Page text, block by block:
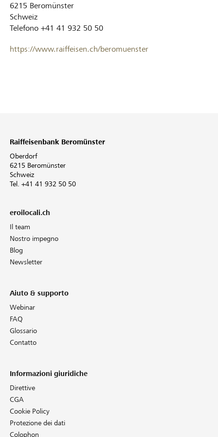
6215 Beromünster
Schweiz
Telefono +41 41 932 50 50
https://www.raiffeisen.ch/beromuenster
Raiffeisenbank Beromünster
Oberdorf
6215 Beromünster
Schweiz
Tel. +41 41 932 50 50
eroilocali.ch
Il team
Nostro impegno
Blog
Newsletter
Aiuto & supporto
Webinar
FAQ
Glossario
Contatto
Informazioni giuridiche
Direttive
CGA
Cookie Policy
Protezione dei dati
Colophon